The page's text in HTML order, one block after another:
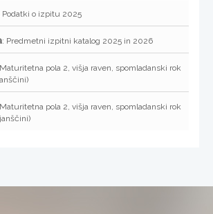
Podatki o izpitu 2025
: Predmetni izpitni katalog 2025 in 2026
pola 2, višja raven, spomladanski rok
pola 2, višja raven, spomladanski rok